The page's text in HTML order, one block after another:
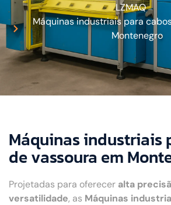
LZMAQ
Máquinas industriais para
Montenegro
Máquinas industriais
de vassoura em
Projetadas para oferecer alta
versatilidade, as Máquinas